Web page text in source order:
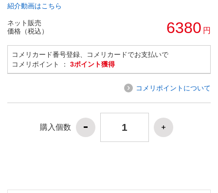
紹介動画はこちら
ネット販売
価格（税込）
6380 円
コメリカード番号登録、コメリカードでお支払いで
コメリポイント ： 3ポイント獲得
コメリポイントについて
購入個数